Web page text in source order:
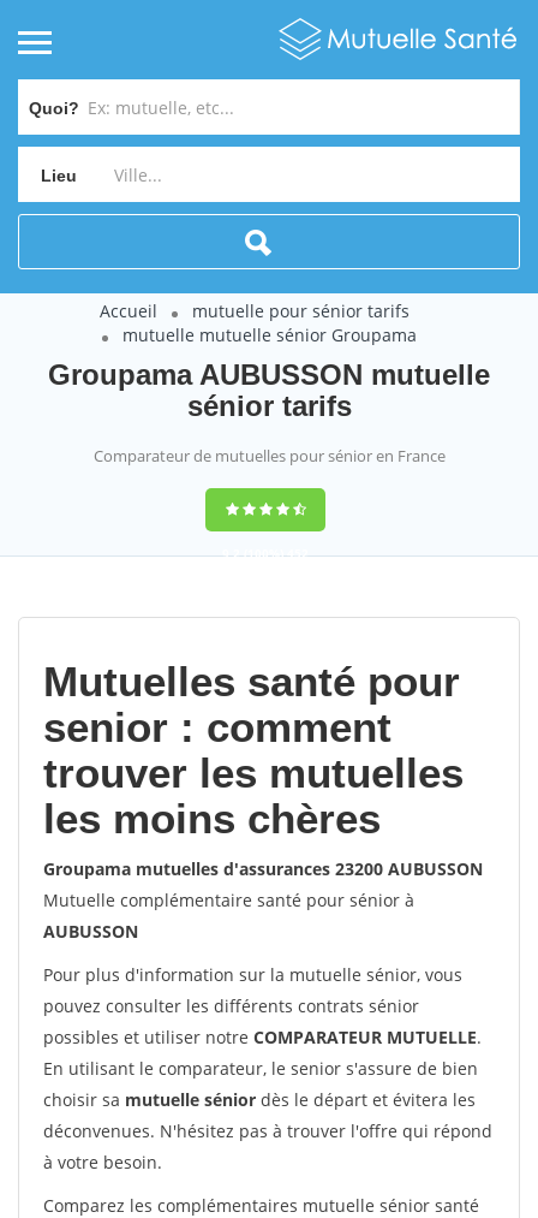
Quoi?
Lieu
Accueil
mutuelle pour sénior tarifs
mutuelle mutuelle sénior Groupama
Groupama AUBUSSON mutuelle
sénior tarifs
Comparateur de mutuelles pour sénior en France
9,2(100%)452
Mutuelles santé pour
senior : comment
trouver les mutuelles
les moins chères
Groupama mutuelles d'assurances 23200 AUBUSSON
Mutuelle complémentaire santé pour sénior à
AUBUSSON
Pour plus d'information sur la mutuelle sénior, vous
pouvez consulter les différents contrats sénior
possibles et utiliser notre COMPARATEUR MUTUELLE.
En utilisant le comparateur, le senior s'assure de bien
choisir sa mutuelle sénior dès le départ et évitera les
déconvenues. N'hésitez pas à trouver l'offre qui répond
à votre besoin.
Comparez les complémentaires mutuelle sénior santé